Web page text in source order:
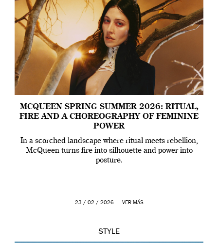
MCQUEEN SPRING SUMMER 2026: RITUAL,
FIRE AND A CHOREOGRAPHY OF FEMININE
POWER
In a scorched landscape where ritual meets rebellion,
McQueen turns fire into silhouette and power into
posture.
23 / 02 / 2026 — VER MÁS
STYLE